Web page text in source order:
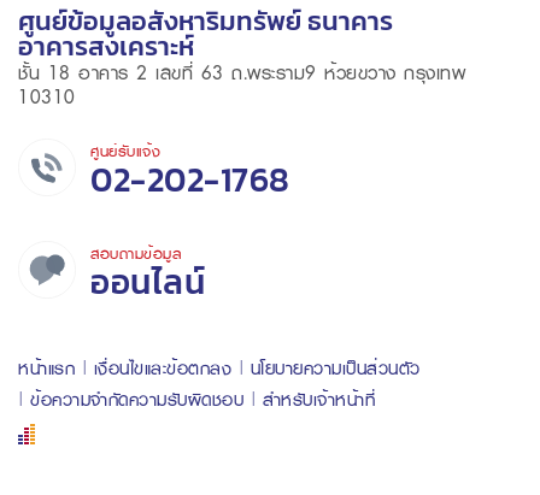
ศูนย์ข้อมูลอสังหาริมทรัพย์ ธนาคาร
อาคารสงเคราะห์
ชั้น 18 อาคาร 2 เลขที่ 63 ถ.พระราม9 ห้วยขวาง กรุงเทพ
10310
ศูนย์รับแจ้ง
02-202-1768
สอบถามข้อมูล
ออนไลน์
หน้าแรก เงื่อนไขและข้อตกลง
นโยบายความเป็นส่วนตัว
ข้อความจำกัดความรับผิดชอบ
สำหรับเจ้าหน้าที่